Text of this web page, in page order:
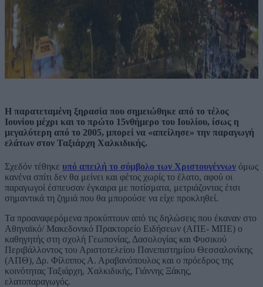
Η παρατεταμένη ξηρασία που σημειώθηκε από το τέλος
Ιουνίου μέχρι και το πρώτο 15νθήμερο του Ιουλίου, ίσως η
μεγαλύτερη από το 2005, μπορεί να «απείλησε» την παραγωγή
ελάτων στον Ταξιάρχη Χαλκιδικής.
Σχεδόν τέθηκε υπό απειλή το σύμβολο των Χριστουγέννων όμως
κανένα σπίτι δεν θα μείνει και φέτος χωρίς το έλατο, αφού οι
παραγωγοί έσπευσαν έγκαιρα με ποτίσματα, μετριάζοντας έτσι
σημαντικά τη ζημιά που θα μπορούσε να είχε προκληθεί.
Τα προαναφερόμενα προκύπτουν από τις δηλώσεις που έκαναν στο
Αθηναϊκό/ Μακεδονικό Πρακτορείο Ειδήσεων (AΠΕ- ΜΠΕ) ο
καθηγητής στη σχολή Γεωπονίας, Δασολογίας και Φυσικού
Περιβάλλοντος του Αριστοτελείου Πανεπιστημίου Θεσσαλονίκης
(ΑΠΘ), Δρ. Φίλιππος Α. Αραβανόπουλος και ο πρόεδρος της
κοινότητας Ταξιάρχη, Χαλκιδικής, Γιάννης Ξάκης,
ελατοπαραγωγός.